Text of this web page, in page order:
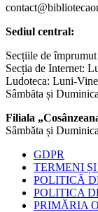
Sediul central:
Secțiile de
Secția de Internet:
Ludoteca: Luni-
Sâmbăta și
Filiala
Sâmbăta și
GDPR
TERMENI
POLITICĂ
POLITICA
PRIMĂRIA